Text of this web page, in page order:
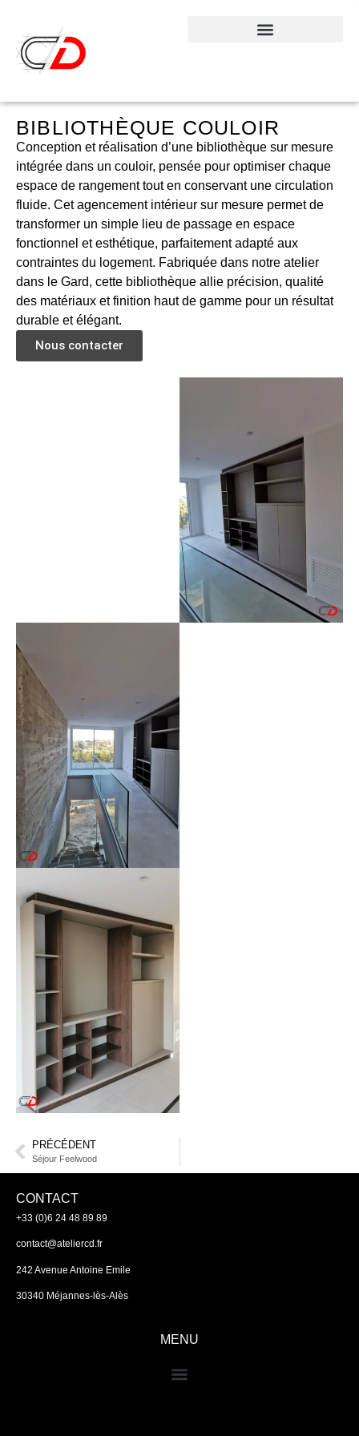
BIBLIOTHÈQUE COULOIR
Conception et réalisation d’une bibliothèque sur mesure
intégrée dans un couloir, pensée pour optimiser chaque
espace de rangement tout en conservant une circulation
fluide. Cet agencement intérieur sur mesure permet de
transformer un simple lieu de passage en espace
fonctionnel et esthétique, parfaitement adapté aux
contraintes du logement. Fabriquée dans notre atelier
dans le Gard, cette bibliothèque allie précision, qualité
des matériaux et finition haut de gamme pour un résultat
durable et élégant.
Nous contacter
PRÉCÉDENT
Séjour Feelwood
CONTACT
+33 (0)6 24 48 89 89
contact@ateliercd.fr
242 Avenue Antoine Emile
30340 Méjannes-lès-Alès
MENU